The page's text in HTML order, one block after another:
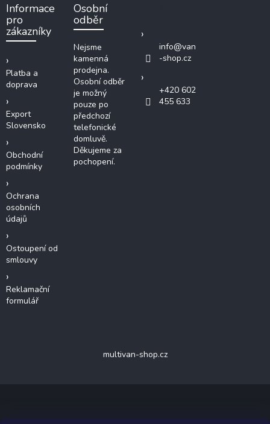
Informace
pro
zákazníky
Platba a
doprava
Export
Slovensko
Obchodní
podmínky
Ochrana
osobních
údajů
Ostoupení od
smlouvy
Reklamační
formulář
Osobní
odběr
Nejsme
kamenná
prodejna.
Osobní odběr
je možný
pouze po
předchozí
telefonické
domluvě.
Děkujeme za
pochopení.
info@van
-shop.cz
+420 602
455 633
multivan-shop.cz